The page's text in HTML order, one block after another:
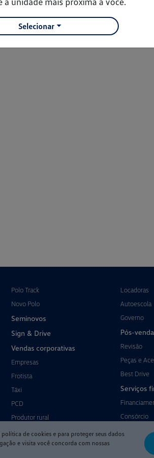
Polo Track
Novo Polo
Seminovos
Sign & Drive
Vendas corporativas
Empresas
Frotista
Táxi
PCD
Produtor rural
Locadoras
Autoescola
Governo
Pós-
Revisão
Peças e
Best Drive
Serviços
Consórcio
Selecionar
de cookies e para proteger seus dados
e visita você concorda com nossas